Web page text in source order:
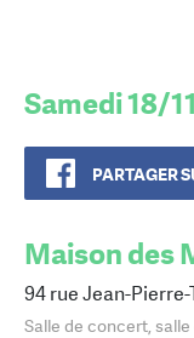
Samedi 18/
PARTAGER
Maison des
94 rue Jean-Pierre-
Salle de concert,